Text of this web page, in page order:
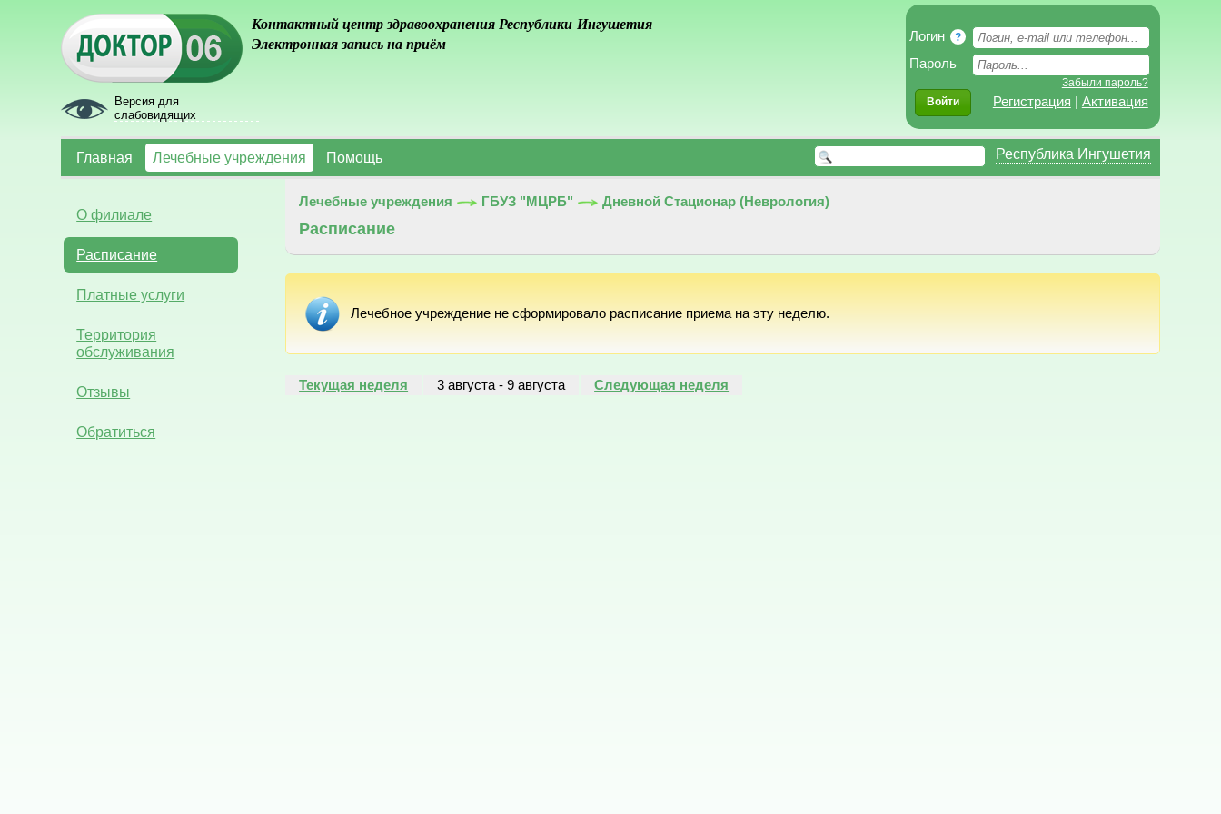
Версия для
слабовидящих
Контактный центр здравоохранения Республики Ингушетия
Электронная запись на приём
Логин ?
Пароль
Войти
Забыли пароль?
Регистрация Активация
Республика Ингушетия
Главная Лечебные учреждения Помощь
О филиале
Расписание
Платные услуги
Территория
обслуживания
Отзывы
Обратиться
Лечебные учреждения ГБУЗ "МЦРБ" Дневной Стационар (Неврология)
Расписание
Лечебное учреждение не сформировало расписание приема на эту неделю.
Текущая неделя 3 августа-9 августа Следующая неделя